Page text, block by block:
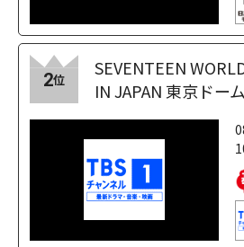
2位
SEVENTEEN
IN JAPAN 東京ドーム